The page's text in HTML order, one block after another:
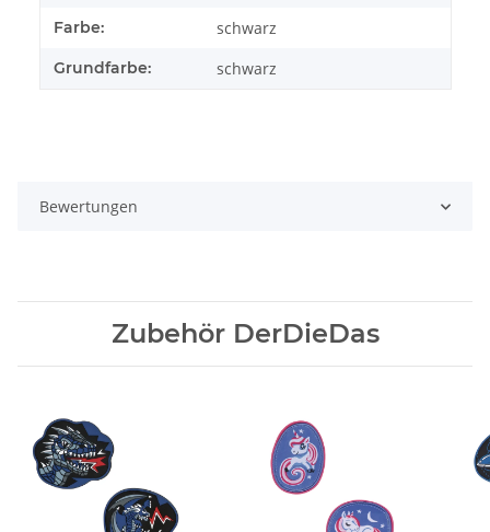
Farbe: schwarz
Grundfarbe: schwarz
Bewertungen
Zubehör DerDieDas